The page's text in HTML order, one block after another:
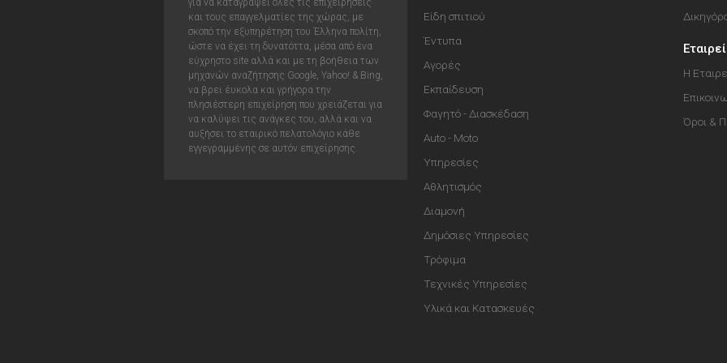
και τους επαγγελματίες της χώρας, με
σκοπό την εξυπηρέτηση του Έλληνα πολίτη,
ώστε να έχει τη δυνατόττα, μέσα από ένα
εύχρηστο site αλλά και με τη βοήθεια των
μηχανών αναζήτησης Google, Yahoo! & Bing,
να βρει έυκολα και γρήγορα την
πλησιέστερη επιχείρηση που χρειάζεται για
να καλύψει τις ανάγκες του, αλλά και να
αυξήσει το εταιρικό πελατολόγιο κάθε
εγγεγραμμένης σε αυτόν επιχείρησης.
Είδη σπιτιού
Έντυπα
Αγορές
Εκπαίδευση
Φαγητό - Διασκέδαση
Auto - Moto
Υπηρεσίες
Αθλητισμός
Διαμονή
Δημόσιες Υπηρεσίες
Τρόφιμα
Τεχνικές Υπηρεσίες
Υλικά και Κατασκευές
Η
Όροι &